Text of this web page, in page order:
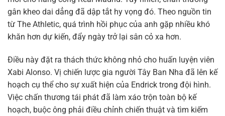
gân kheo dai dẳng đã dập tắt hy vọng đó. Theo nguồn tin
từ The Athletic, quá trình hồi phục của anh gặp nhiều khó
khăn hơn dự kiến, đẩy ngày trở lại sân cỏ xa hơn.
Điều này đặt ra thách thức không nhỏ cho huấn luyện viên
Xabi Alonso. Vị chiến lược gia người Tây Ban Nha đã lên kế
hoạch cụ thể cho sự xuất hiện của Endrick trong đội hình.
Việc chấn thương tái phát đã làm xáo trộn toàn bộ kế
hoạch, buộc ông phải điều chỉnh chiến thuật và tìm kiếm